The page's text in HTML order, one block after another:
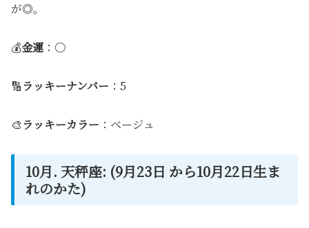
が◎。
💰金運 ：〇
🔢 ラッキーナンバー ：5
🎨 ラッキーカラー ：ベージュ
10月. 天秤座: (9月23日 から10月22日生ま
れのかた)